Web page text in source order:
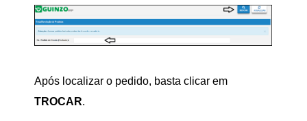
Após localizar o pedido, basta clicar em
TROCAR.